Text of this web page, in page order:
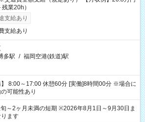
残業20h）
支給あり
支給あり
多駅 / 福岡空港(鉄道)駅
】 8:00～17:00 休憩60分 [実働]8時間00分 ※場合に
可能性あり
～2ヶ月未満の短期 ※2026年8月1日～9月30日ま
ます